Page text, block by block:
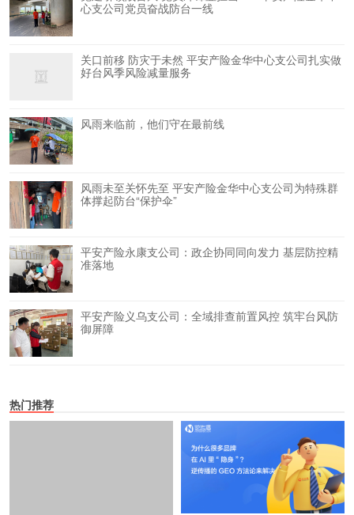
心支公司党员奋战防台一线
关口前移 防灾于未然 平安产险金华中心支公司扎实做
好台风季风险减量服务
风雨来临前，他们守在最前线
风雨未至关怀先至 平安产险金华中心支公司为特殊群
体撑起防台“保护伞”
平安产险永康支公司：政企协同同向发力 基层防控精
准落地
平安产险义乌支公司：全域排查前置风控 筑牢台风防
御屏障
热门推荐